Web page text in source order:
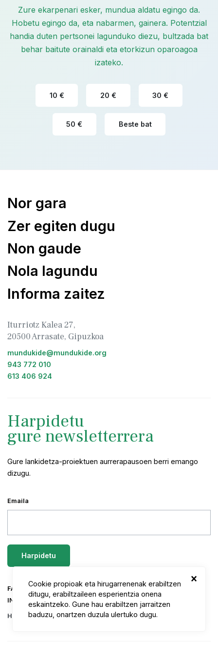
Zure ekarpenari esker, mundua aldatu egingo da.
Hobetu egingo da, eta nabarmen, gainera. Potentzial
handia duten pertsonei lagunduko diezu, bultzada bat
behar baitute orainaldi eta etorkizun oparoagoa
izateko.
10 € 20 € 30 €
50 € Beste bat
Nor gara
Zer egiten dugu
Non gaude
Nola lagundu
Informa zaitez
Iturriotz Kalea 27,
20500 Arrasate, Gipuzkoa
mundukide@mundukide.org
943 772 010
613 406 924
Harpidetu
gure newsletterrera
Gure lankidetza-proiektuen aurrerapausoen berri emango
dizugu.
Emaila
FACEBOOK TWITTER YOUTUBE
LINKEDIN
INSTAGRAM
FLICKR
Harremanetarako Prentsa Txostenak eta argitalpenak
Cookie propioak eta hirugarrenenak erabiltzen
ditugu, erabiltzaileen esperientzia onena
eskaintzeko. Gune hau erabiltzen jarraitzen
baduzu, onartzen duzula ulertuko dugu.
×